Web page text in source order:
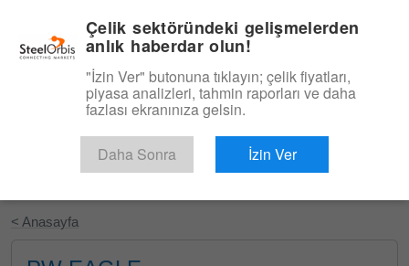
Ücretsiz Deneyin
< Anasayfa
Çelik sektöründeki gelişmelerden
anlık haberdar olun!
"İzin Ver" butonuna tıklayın; çelik fiyatları,
piyasa analizleri, tahmin raporları ve daha
fazlası ekranınıza gelsin.
Daha Sonra İzin Ver